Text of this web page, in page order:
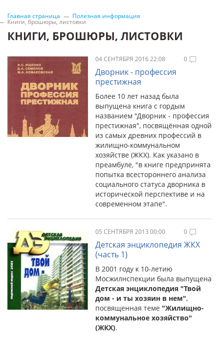
Главная страница Полезная информация
Книги, брошюры, листовки
КНИГИ, БРОШЮРЫ, ЛИСТОВКИ
04 СЕНТЯБРЯ 2016 22:08 0
Дворник - профессия
престижная
Более 10 лет назад была
выпущена книга с гордым
названием "Дворник - профессия
престижная", посвящённая одной
из самых древних профессий в
жилищно-коммунальном
хозяйстве (ЖКХ). Как указано в
преамбуле, "в книге предпринята
попытка всестороннего анализа
социального статуса дворника в
исторической перспективе и на
современном этапе".
05 СЕНТЯБРЯ 2013 00:00 0
Детская энциклопедия ЖКХ
(часть 1)
В 2001 году к 10-летию
Мосжилнспекции была выпущена
Детская энциклопедия "Твой
дом - и ты хозяин в нем",
посвященная теме "Жилищно-
коммунальное хозяйство"
(ЖКХ).